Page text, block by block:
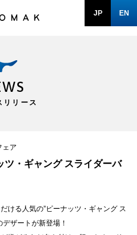
JP EN
リリース
ェア
ツ・ギャング スライダーバ
ける人気の”ピーナッツ・ギャング ス
ザートが新登場！